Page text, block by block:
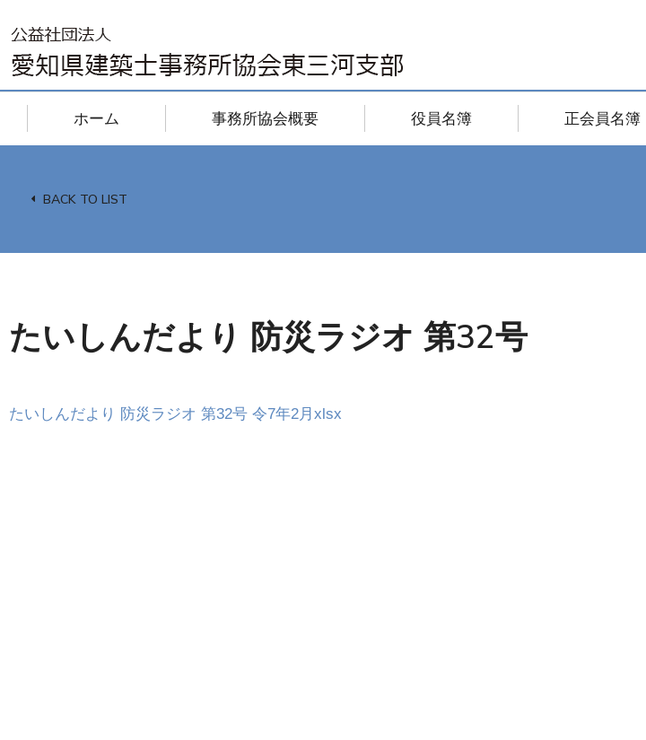
ホーム 事務所協会概要 役員名簿 正会員名簿
BACK TO LIST
たいしんだより 防災ラジオ 第32号
たいしんだより 防災ラジオ 第32号 令7年2月xlsx